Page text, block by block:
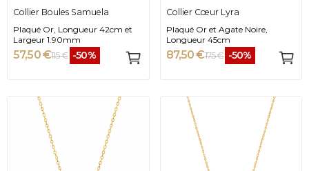
Collier Boules Samuela
Plaqué Or, Longueur 42cm et
Largeur 1.90mm
57,50 €115 € -50%
Collier Cœur Lyra
Plaqué Or et Agate Noire,
Longueur 45cm
87,50 €175 € -50%